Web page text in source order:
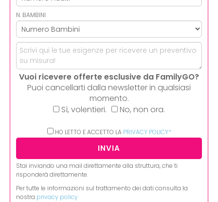
N. BAMBINI
Vuoi ricevere offerte esclusive da FamilyGO?
Puoi cancellarti dalla newsletter in qualsiasi
momento.
Sì, volentieri.
No, non ora.
HO LETTO E ACCETTO LA PRIVACY POLICY*
Stai inviando una mail direttamente alla struttura, che ti
risponderà direttamente.
Per tutte le informazioni sul trattamento dei dati consulta la
nostra privacy policy